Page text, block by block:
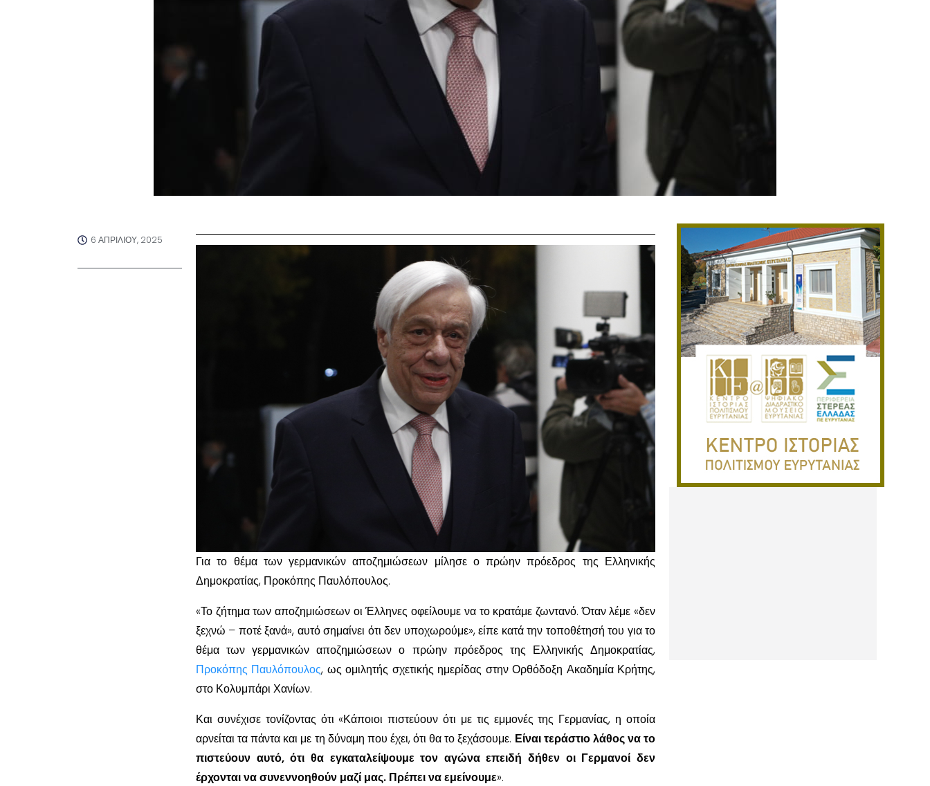
6 ΑΠΡΙΛΊΟΥ, 2025
Για το θέμα των γερμανικών αποζημιώσεων μίλησε ο πρώην πρόεδρος της Ελληνικής
Δημοκρατίας, Προκόπης Παυλόπουλος.
«Το ζήτημα των αποζημιώσεων οι Έλληνες οφείλουμε να το κρατάμε ζωντανό. Όταν λέμε «δεν
ξεχνώ – ποτέ ξανά», αυτό σημαίνει ότι δεν υποχωρούμε», είπε κατά την τοποθέτησή του για το
θέμα των γερμανικών αποζημιώσεων ο πρώην πρόεδρος της Ελληνικής Δημοκρατίας,
Προκόπης Παυλόπουλος, ως ομιλητής σχετικής ημερίδας στην Ορθόδοξη Ακαδημία Κρήτης,
στο Κολυμπάρι Χανίων.
Και συνέχισε τονίζοντας ότι «Κάποιοι πιστεύουν ότι με τις εμμονές της Γερμανίας, η οποία
αρνείται τα πάντα και με τη δύναμη που έχει, ότι θα το ξεχάσουμε. Είναι τεράστιο λάθος να το
πιστεύουν αυτό, ότι θα εγκαταλείψουμε τον αγώνα επειδή δήθεν οι Γερμανοί δεν
έρχονται να συνεννοηθούν μαζί μας. Πρέπει να εμείνουμε».